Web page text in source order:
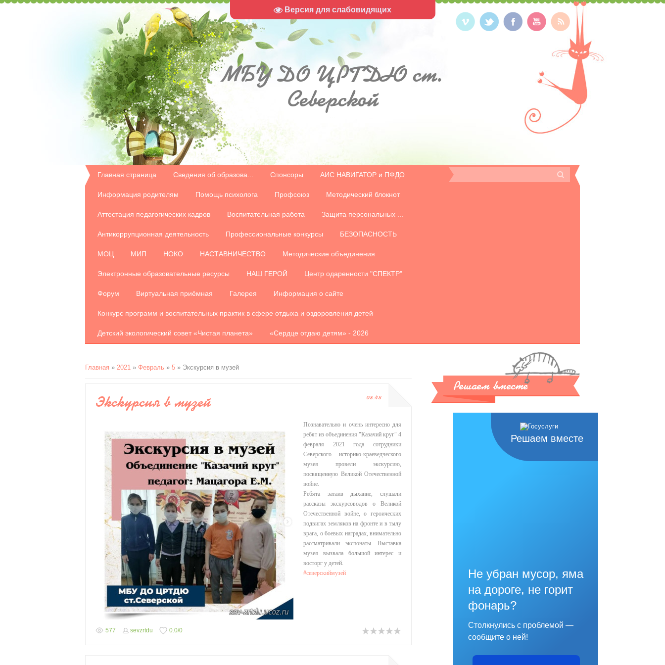
Версия для слабовидящих
МБУДО ЦРТДЮ ст.
Северской
...
Главная страница Сведения об образова... Спонсоры АИС НАВИГАТОР и ПФДО
Информация родителям Помощь психолога Профсоюз Методический блокнот
Аттестация педагогических кадров Воспитательная работа Защита персональных ...
Антикоррупционная деятельность Профессиональные конкурсы БЕЗОПАСНОСТЬ
МОЦ МИП НОКО НАСТАВНИЧЕСТВО Методические объединения
Электронные образовательные ресурсы НАШ ГЕРОЙ Центр одаренности "СПЕКТР"
Форум Виртуальная приёмная Галерея Информация о сайте
Конкурс программ и воспитательных практик в сфере отдыха и оздоровления детей
Детский экологический совет «Чистая планета» «Сердце отдаю детям» - 2026
Главная » 2021 » Февраль » 5 » Экскурсия в музей
08:48
Экскурсия в музей
Познавательно и очень интересно для
ребят из объединения "Казачий круг" 4
февраля 2021 года сотрудники
Северского историко-краеведческого
музея провели экскурсию,
посвященную Великой Отечественной
войне.
Ребята затаив дыхание, слушали
рассказы экскурсоводов о Великой
Отечественной войне, о героических
подвигах земляков на фронте и в тылу
врага, о боевых наградах, внимательно
рассматривали экспонаты. Выставка
музея вызвала большой интерес и
восторг у детей.
#северскиймузей
577 sevzrtdu 0.0/0
Решаем вместе
Решаем вместе
Не убран мусор, яма
на дороге, не горит
фонарь?
Столкнулись с проблемой —
сообщите о ней!